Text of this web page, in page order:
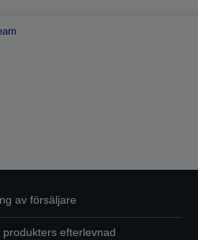
av försäljare
efterlevnad